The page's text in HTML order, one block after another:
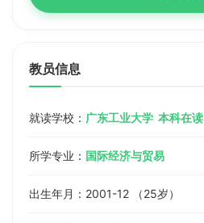
教员信息
就读学校： 广东工业大学 本科在读
所学专业： 国际经济与贸易
出生年月：2001-12 （25岁）